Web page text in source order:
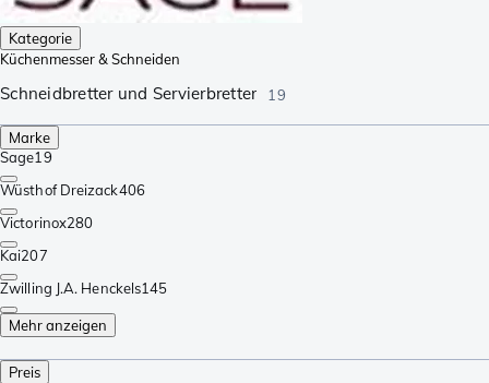
Kategorie
Küchenmesser & Schneiden
Schneidbretter und Servierbretter 19
Marke
Sage19
Wüsthof Dreizack406
Victorinox280
Kai207
Zwilling J.A. Henckels145
Mehr anzeigen
Preis